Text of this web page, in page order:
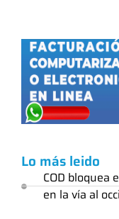
Lo más leido
COD bloquea
en la vía al